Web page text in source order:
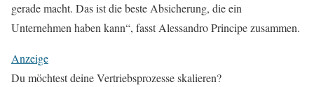
gerade macht. Das ist die beste Absicherung, die ein
Unternehmen haben kann“, fasst Alessandro Principe zusammen.
Anzeige
Du möchtest deine Vertriebsprozesse skalieren?